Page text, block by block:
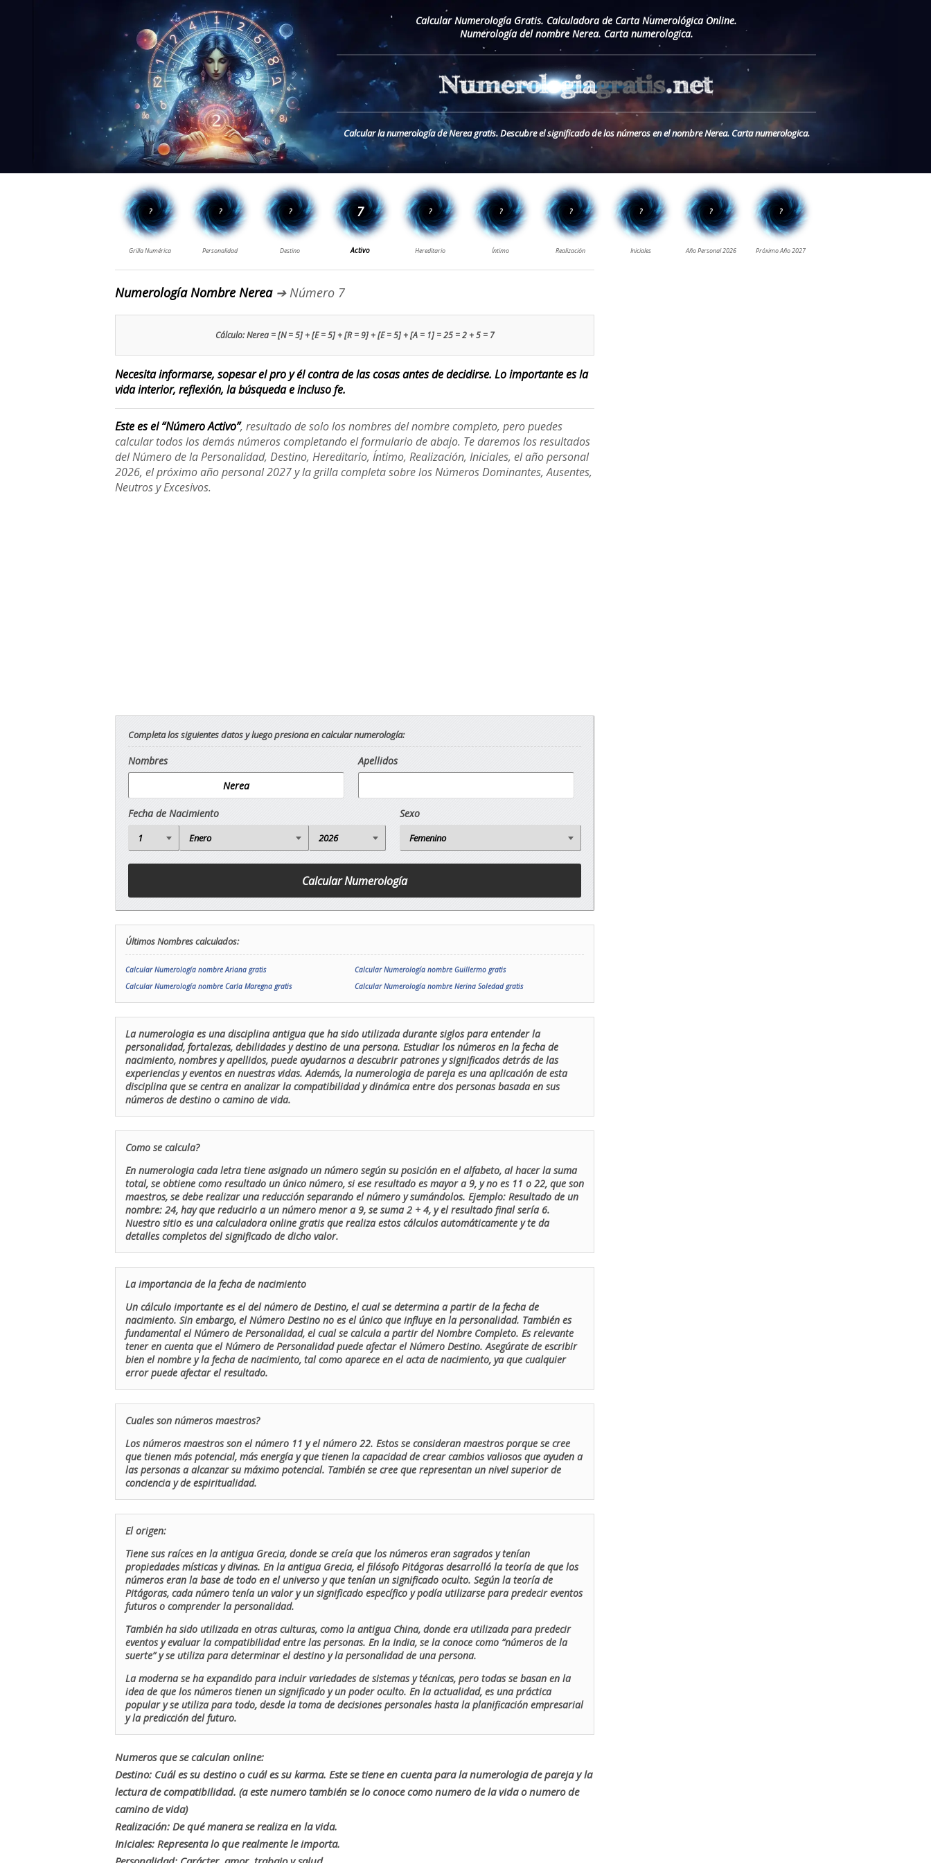
Calcular Numerología Gratis. Calculadora de Carta Numerológica Online.
Numerología del nombre Nerea. Carta numerologica.
Calcular la numerología de Nerea gratis. Descubre el significado de los números en el nombre Nerea. Carta numerologica.
Numerología Nombre Nerea➔ Número 7
Cálculo: Nerea = [N = 5] + [E = 5] + [R = 9] + [E = 5] + [A = 1] = 25 = 2 + 5 = 7
Necesita informarse, sopesar el pro y él contra de las cosas antes de decidirse. Lo importante es la
vida interior, reflexión, la búsqueda e incluso fe.
Este es el “Número Activo”, resultado de solo los nombres del nombre completo, pero puedes
calcular todos los demás números completando el formulario de abajo. Te daremos los resultados
del Número de la Personalidad, Destino, Hereditario, Íntimo, Realización, Iniciales, el año personal
2026, el próximo año personal 2027 y la grilla completa sobre los Números Dominantes, Ausentes,
Neutros y Excesivos.
Completa los siguientes datos y luego presiona en calcular numerología:
Nombres Apellidos
Fecha de Nacimiento Sexo
Últimos Nombres calculados:
Calcular Numerología nombre Ariana gratis
Calcular Numerología nombre Guillermo gratis
Calcular Numerología nombre Carla Maregna gratis
Calcular Numerología nombre Nerina Soledad gratis
La numerologia es una disciplina antigua que ha sido utilizada durante siglos para entender la
personalidad, fortalezas, debilidades y destino de una persona. Estudiar los números en la fecha de
nacimiento, nombres y apellidos, puede ayudarnos a descubrir patrones y significados detrás de las
experiencias y eventos en nuestras vidas. Además, la numerologia de pareja es una aplicación de esta
disciplina que se centra en analizar la compatibilidad y dinámica entre dos personas basada en sus
números de destino o camino de vida.
Como se calcula?
En numerologia cada letra tiene asignado un número según su posición en el alfabeto, al hacer la suma
total, se obtiene como resultado un único número, si ese resultado es mayor a 9, y no es 11 o 22, que son
maestros, se debe realizar una reducción separando el número y sumándolos. Ejemplo: Resultado de un
nombre: 24, hay que reducirlo a un número menor a 9, se suma 2 + 4, y el resultado final sería 6.
Nuestro sitio es una calculadora online gratis que realiza estos cálculos automáticamente y te da
detalles completos del significado de dicho valor.
La importancia de la fecha de nacimiento
Un cálculo importante es el del número de Destino, el cual se determina a partir de la fecha de
nacimiento. Sin embargo, el Número Destino no es el único que influye en la personalidad. También es
fundamental el Número de Personalidad, el cual se calcula a partir del Nombre Completo. Es relevante
tener en cuenta que el Número de Personalidad puede afectar el Número Destino. Asegúrate de escribir
bien el nombre y la fecha de nacimiento, tal como aparece en el acta de nacimiento, ya que cualquier
error puede afectar el resultado.
Cuales son números maestros?
Los números maestros son el número 11 y el número 22. Estos se consideran maestros porque se cree
que tienen más potencial, más energía y que tienen la capacidad de crear cambios valiosos que ayuden a
las personas a alcanzar su máximo potencial. También se cree que representan un nivel superior de
conciencia y de espiritualidad.
El origen:
Tiene sus raíces en la antigua Grecia, donde se creía que los números eran sagrados y tenían
propiedades místicas y divinas. En la antigua Grecia, el filósofo Pitágoras desarrolló la teoría de que los
números eran la base de todo en el universo y que tenían un significado oculto. Según la teoría de
Pitágoras, cada número tenía un valor y un significado específico y podía utilizarse para predecir eventos
futuros o comprender la personalidad.
También ha sido utilizada en otras culturas, como la antigua China, donde era utilizada para predecir
eventos y evaluar la compatibilidad entre las personas. En la India, se la conoce como “números de la
suerte” y se utiliza para determinar el destino y la personalidad de una persona.
La moderna se ha expandido para incluir variedades de sistemas y técnicas, pero todas se basan en la
idea de que los números tienen un significado y un poder oculto. En la actualidad, es una práctica
popular y se utiliza para todo, desde la toma de decisiones personales hasta la planificación empresarial
y la predicción del futuro.
Numeros que se calculan online:
Destino: Cuál es su destino o cuál es su karma. Este se tiene en cuenta para la numerologia de pareja y la
lectura de compatibilidad. (a este numero también se lo conoce como numero de la vida o numero de
camino de vida)
Realización: De qué manera se realiza en la vida.
Iniciales: Representa lo que realmente le importa.